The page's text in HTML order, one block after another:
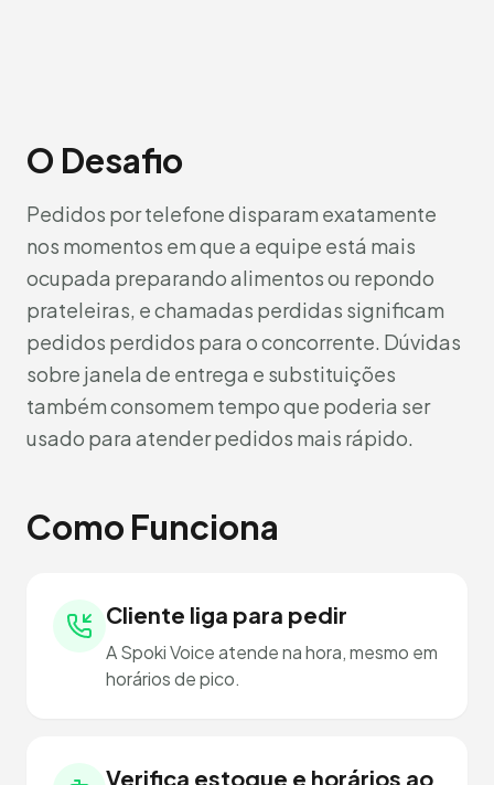
O Desafio
Pedidos por telefone disparam exatamente
nos momentos em que a equipe está mais
ocupada preparando alimentos ou repondo
prateleiras, e chamadas perdidas significam
pedidos perdidos para o concorrente. Dúvidas
sobre janela de entrega e substituições
também consomem tempo que poderia ser
usado para atender pedidos mais rápido.
Como Funciona
Cliente liga para pedir
A Spoki Voice atende na hora, mesmo em
horários de pico.
Verifica estoque e horários ao